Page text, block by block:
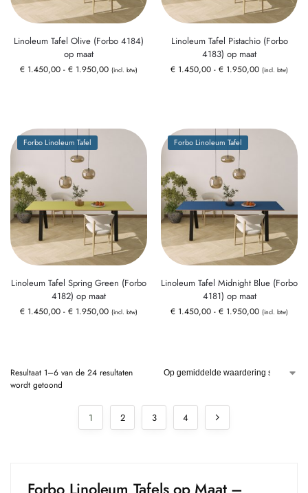
Linoleum Tafel Olive (Forbo 4184)
op maat
€ 1.450,00 - € 1.950,00 (incl. btw)
Linoleum Tafel Pistachio (Forbo
4183) op maat
€ 1.450,00 - € 1.950,00 (incl. btw)
Forbo Linoleum Tafel
Linoleum Tafel Spring Green (Forbo
4182) op maat
€ 1.450,00 - € 1.950,00 (incl. btw)
Forbo Linoleum Tafel
Linoleum Tafel Midnight Blue (Forbo
4181) op maat
€ 1.450,00 - € 1.950,00 (incl. btw)
Resultaat 1–6 van de 24 resultaten
wordt getoond
1 2 3 4